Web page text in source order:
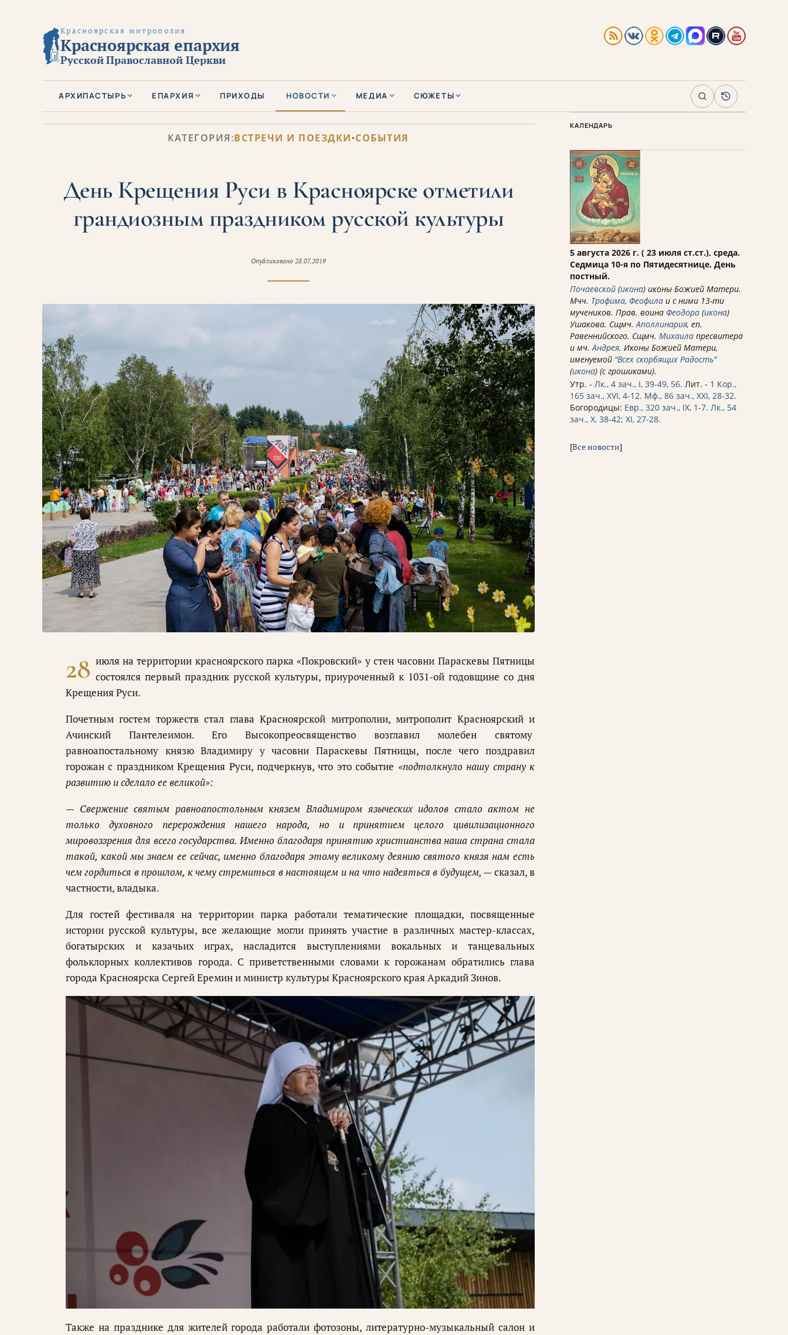
Красноярская митрополия
Красноярская епархия
Русской Православной Церкви
АРХИПАСТЫРЬ ЕПАРХИЯ ПРИХОДЫ НОВОСТИ МЕДИА СЮЖЕТЫ ПоискАрхив
КАТЕГОРИЯ:ВСТРЕЧИ И ПОЕЗДКИ·СОБЫТИЯ
День Крещения Руси в Красноярске отметили
грандиозным праздником русской культуры
Опубликовано 28.07.2019
28 июля на территории красноярского парка «Покровский» у стен часовни Параскевы Пятницы
состоялся первый праздник русской культуры, приуроченный к 1031-ой годовщине со дня
Крещения Руси.
Почетным гостем торжеств стал глава Красноярской митрополии, митрополит Красноярский и
Ачинский Пантелеимон. Его Высокопреосвященство возглавил молебен святому
равноапостальному князю Владимиру у часовни Параскевы Пятницы, после чего поздравил
горожан с праздником Крещения Руси, подчеркнув, что это событие «подтолкнуло нашу страну к
развитию и сделало ее великой»:
— Свержение святым равноапостольным князем Владимиром языческих идолов стало актом не
только духовного перерождения нашего народа, но и принятием целого цивилизационного
мировоззрения для всего государства. Именно благодаря принятию христианства наша страна стала
такой, какой мы знаем ее сейчас, именно благодаря этому великому деянию святого князя нам есть
чем гордиться в прошлом, к чему стремиться в настоящем и на что надеяться в будущем, — сказал, в
частности, владыка.
Для гостей фестиваля на территории парка работали тематические площадки, посвященные
истории русской культуры, все желающие могли принять участие в различных мастер-классах,
богатырских и казачьих играх, насладится выступлениями вокальных и танцевальных
фольклорных коллективов города. С приветственными словами к горожанам обратились глава
города Красноярска Сергей Еремин и министр культуры Красноярского края Аркадий Зинов.
Также на празднике для жителей города работали фотозоны, литературно-музыкальный салон и
КАЛЕНДАРЬ
5 августа 2026 г. ( 23 июля ст.ст.), среда.
Седмица 10-я по Пятидесятнице. День
постный.
Почаевской (икона) иконы Божией Матери.
Мчч. Трофима, Феофила и с ними 13-ти
мучеников. Прав. воина Феодора (икона)
Ушакова. Сщмч.Аполлинария, еп.
Равеннийского. Сщмч. Михаила пресвитера
и мч.Андрея. Иконы Божией Матери,
именуемой "Всех скорбящих Радость"
(икона) (с грошиками).
Утр. - Лк., 4 зач., I, 39-49, 56. Лит. - 1 Кор.,
165 зач., XVI, 4-12. Мф., 86 зач., XXI, 28-32.
Богородицы: Евр., 320 зач., IX, 1-7. Лк., 54
зач., X, 38-42; XI, 27-28.
[Все новости]